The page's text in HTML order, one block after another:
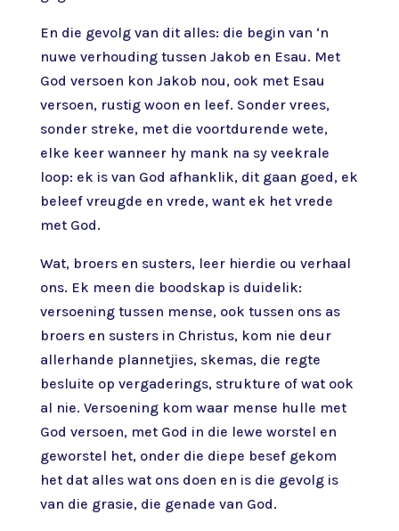
En die gevolg van dit alles: die begin van ‘n
nuwe verhouding tussen Jakob en Esau. Met
God versoen kon Jakob nou, ook met Esau
versoen, rustig woon en leef. Sonder vrees,
sonder streke, met die voortdurende wete,
elke keer wanneer hy mank na sy veekrale
loop: ek is van God afhanklik, dit gaan goed, ek
beleef vreugde en vrede, want ek het vrede
met God.
Wat, broers en susters, leer hierdie ou verhaal
ons. Ek meen die boodskap is duidelik:
versoening tussen mense, ook tussen ons as
broers en susters in Christus, kom nie deur
allerhande plannetjies, skemas, die regte
besluite op vergaderings, strukture of wat ook
al nie. Versoening kom waar mense hulle met
God versoen, met God in die lewe worstel en
geworstel het, onder die diepe besef gekom
het dat alles wat ons doen en is die gevolg is
van die grasie, die genade van God.